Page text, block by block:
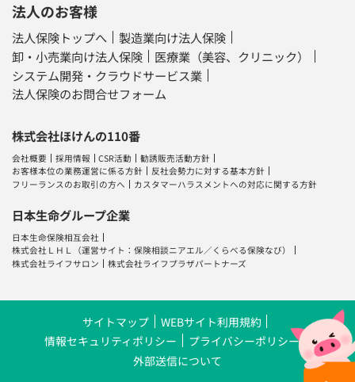
法人のお客様
法人保険トップへ
製造業向け法人保険
卸・小売業向け法人保険
医療業（美容、クリニック）
システム開発・クラウドサービス業
法人保険のお問合せフォーム
株式会社ほけんの110番
会社概要 採用情報 CSR活動
勧誘販売活動方針
お客様本位の業務運営に係る方針
反社会勢力に対する基本方針
フリーランスのお取引の方へ
カスタマーハラスメントへの対応に関する方針
日本生命グループ企業
日本生命保険相互会社
株式会社ＬＨＬ （運営サイト：保険相談ニアエル／ くらべる保険なび）
株式会社ライフサロン
株式会社ライフプラザパートナーズ
サイトマップ
WEBサイト利用規約
情報セキュリティポリシー
プライバシーポリシー
外部送信について